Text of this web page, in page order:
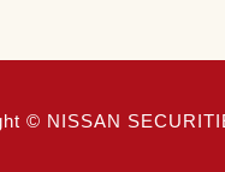
© NISSAN